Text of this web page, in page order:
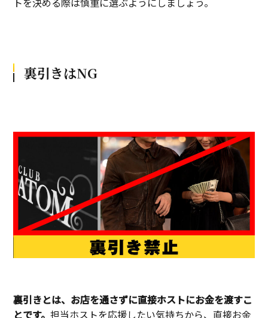
裏引きはNG
裏引きとは、お店を通さずに直接ホストにお金を渡すこ
とです。担当ホストを応援したい気持ちから、直接お金